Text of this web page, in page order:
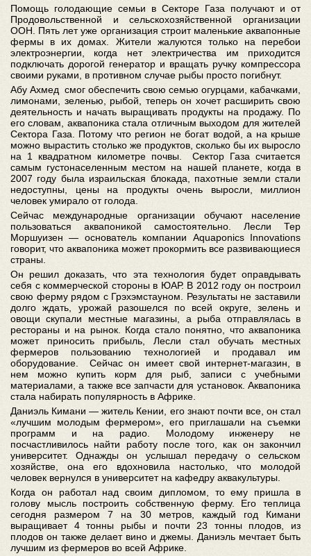
Помощь голодающие семьи в Секторе Газа получают и от
Продовольственной и сельскохозяйственной организации
ООН. Пять лет уже организация строит маленькие аквапонные
фермы в их домах. Жители жалуются только на перебои
электроэнергии, когда нет электричества им приходится
подключать дорогой генератор и вращать ручку компрессора
своими руками, в противном случае рыбы просто погибнут.
Абу Ахмед смог обеспечить свою семью огурцами, кабачками,
лимонами, зеленью, рыбой, теперь он хочет расширить свою
деятельность и начать выращивать продукты на продажу. По
его словам, аквапоника стала отличным выходом для жителей
Сектора Газа. Потому что регион не богат водой, а на крыше
можно вырастить столько же продуктов, сколько бы их выросло
на 1 квадратном километре почвы. Сектор Газа считается
самым густонаселенным местом на нашей планете, когда в
2007 году была израильская блокада, пахотные земли стали
недоступны, цены на продукты очень выросли, миллион
человек умирало от голода.
Сейчас международные организации обучают население
пользоваться аквапоникой самостоятельно. Лесли Тер
Моршуизен — основатель компании Aquaponics Innovations
говорит, что аквапоника может прокормить все развивающиеся
страны.
Он решил доказать, что эта технология будет оправдывать
себя с коммерческой стороны в ЮАР. В 2012 году он построил
свою ферму рядом с Грэхэмстауном. Результаты не заставили
долго ждать, урожай разошелся по всей округе, зелень и
овощи скупали местные магазины, а рыба отправлялась в
рестораны и на рынок. Когда стало понятно, что аквапоника
может приносить прибыль, Лесли стал обучать местных
фермеров пользованию технологией и продавал им
оборудование. Сейчас он имеет свой интернет-магазин, в
нем можно купить корм для рыб, записи с учебными
материалами, а также все запчасти для установок. Аквапоника
стала набирать популярность в Африке.
Даниэль Кимани — житель Кении, его знают почти все, он стал
«лучшим молодым фермером», его приглашали на съемки
программ и на радио. Молодому инженеру не
посчастливилось найти работу после того, как он закончил
университет. Однажды он услышал передачу о сельском
хозяйстве, она его вдохновила настолько, что молодой
человек вернулся в университет на кафедру аквакультуры.
Когда он работал над своим дипломом, то ему пришла в
голову мысль построить собственную ферму. Его теплица
сегодня размером 7 на 30 метров, каждый год Кимани
выращивает 4 тонны рыбы и почти 23 тонны плодов, из
плодов он также делает вино и джемы. Даниэль мечтает быть
лучшим из фермеров во всей Африке.